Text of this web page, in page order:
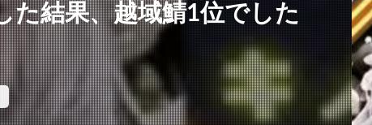
た結果、越域鯖1位でした